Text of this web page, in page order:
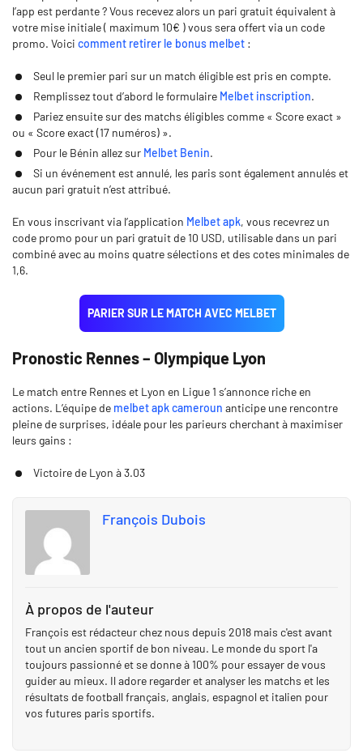
l’app est perdante ? Vous recevez alors un pari gratuit équivalent à
votre mise initiale ( maximum 10€ ) vous sera offert via un code
promo. Voici comment retirer le bonus melbet :
Seul le premier pari sur un match éligible est pris en compte.
Remplissez tout d’abord le formulaire Melbet inscription.
Pariez ensuite sur des matchs éligibles comme « Score exact »
ou « Score exact (17 numéros) ».
Pour le Bénin allez sur Melbet Benin.
Si un événement est annulé, les paris sont également annulés et
aucun pari gratuit n’est attribué.
En vous inscrivant via l’application Melbet apk, vous recevrez un
code promo pour un pari gratuit de 10 USD, utilisable dans un pari
combiné avec au moins quatre sélections et des cotes minimales de
1,6.
PARIER SUR LE MATCH AVEC MELBET
Pronostic Rennes – Olympique Lyon
Le match entre Rennes et Lyon en Ligue 1 s’annonce riche en
actions. L’équipe de melbet apk cameroun anticipe une rencontre
pleine de surprises, idéale pour les parieurs cherchant à maximiser
leurs gains :
Victoire de Lyon à 3.03
François Dubois
À propos de l'auteur
François est rédacteur chez nous depuis 2018 mais c'est avant
tout un ancien sportif de bon niveau. Le monde du sport l'a
toujours passionné et se donne à 100% pour essayer de vous
guider au mieux. Il adore regarder et analyser les matchs et les
résultats de football français, anglais, espagnol et italien pour
vos futures paris sportifs.